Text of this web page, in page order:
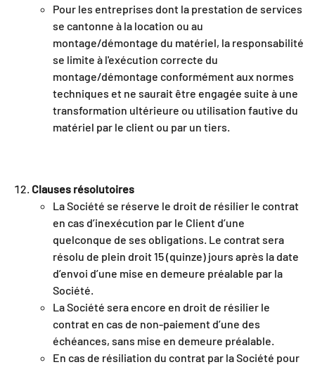
Pour les entreprises dont la prestation de services
se cantonne à la location ou au
montage/démontage du matériel, la responsabilité
se limite à l'exécution correcte du
montage/démontage conformément aux normes
techniques et ne saurait être engagée suite à une
transformation ultérieure ou utilisation fautive du
matériel par le client ou par un tiers.
Clauses résolutoires
La Société se réserve le droit de résilier le contrat
en cas d’inexécution par le Client d’une
quelconque de ses obligations. Le contrat sera
résolu de plein droit 15 (quinze) jours après la date
d’envoi d’une mise en demeure préalable par la
Société.
La Société sera encore en droit de résilier le
contrat en cas de non-paiement d’une des
échéances, sans mise en demeure préalable.
En cas de résiliation du contrat par la Société pour